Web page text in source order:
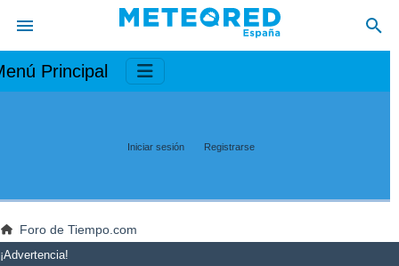
Principal
Iniciar sesión Registrarse
Foro de Tiempo.com
¡Advertencia!